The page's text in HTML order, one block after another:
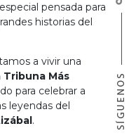
pensada para
historias del
a vivir una
Tribuna Más
para celebrar a
leyendas del
.